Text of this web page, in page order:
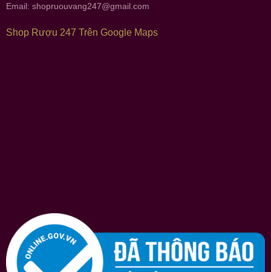
Email: shopruouvang247@gmail.com
Shop Rượu 247 Trên Google Maps